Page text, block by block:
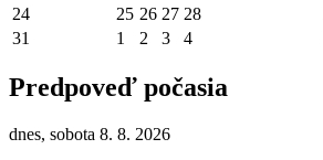
24
25 26 27 28
31
1 2 3 4
Predpoveď počasia
dnes, sobota 8. 8. 2026